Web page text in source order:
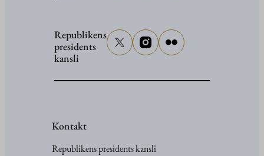
Republikens
presidents
kansli
Kontakt
Republikens presidents kansli